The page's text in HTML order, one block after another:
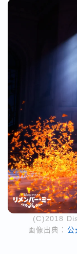
(C)2018
画像出典： 公